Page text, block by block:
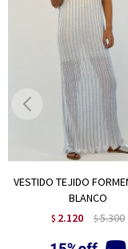
VESTIDO TEJIDO
BLANCO
$ 2.120 $5.300